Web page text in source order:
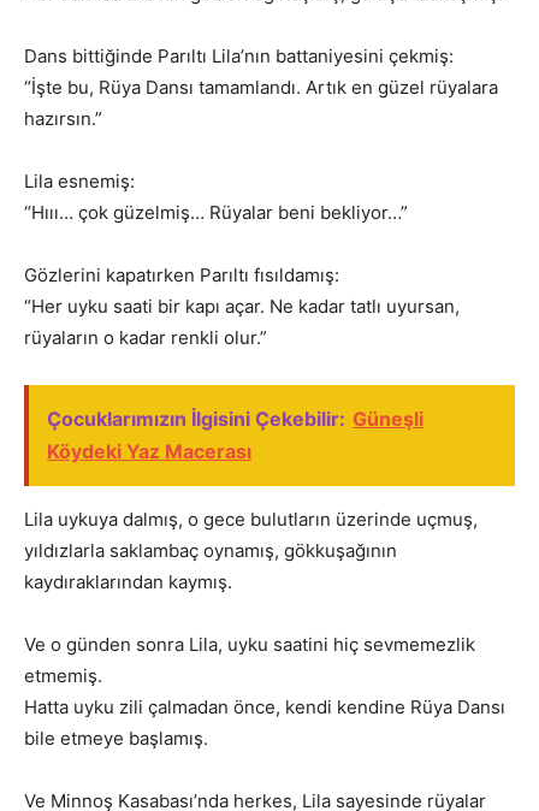
Dans bittiğinde Parıltı Lila’nın battaniyesini çekmiş:
“İşte bu, Rüya Dansı tamamlandı. Artık en güzel rüyalara
hazırsın.”
Lila esnemiş:
“Hııı… çok güzelmiş… Rüyalar beni bekliyor…”
Gözlerini kapatırken Parıltı fısıldamış:
“Her uyku saati bir kapı açar. Ne kadar tatlı uyursan,
rüyaların o kadar renkli olur.”
Çocuklarımızın İlgisini Çekebilir: Güneşli
Köydeki Yaz Macerası
Lila uykuya dalmış, o gece bulutların üzerinde uçmuş,
yıldızlarla saklambaç oynamış, gökkuşağının
kaydıraklarından kaymış.
Ve o günden sonra Lila, uyku saatini hiç sevmemezlik
etmemiş.
Hatta uyku zili çalmadan önce, kendi kendine Rüya Dansı
bile etmeye başlamış.
Ve Minnoş Kasabası’nda herkes, Lila sayesinde rüyalar